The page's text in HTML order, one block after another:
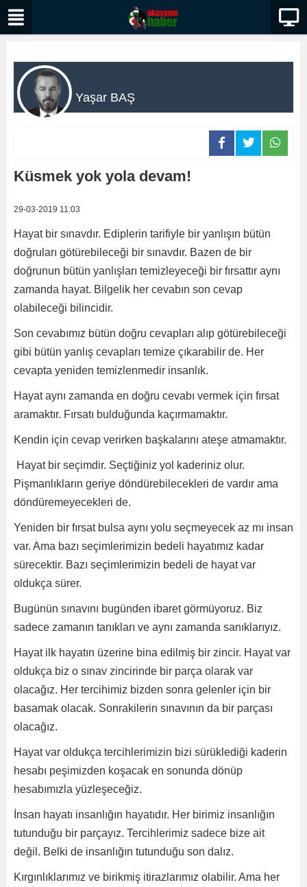
Yaşar BAŞ
Küsmek yok yola devam!
29-03-2019 11:03
Hayat bir sınavdır. Ediplerin tarifiyle bir yanlışın bütün
doğruları götürebileceği bir sınavdır. Bazen de bir
doğrunun bütün yanlışları temizleyeceği bir fırsattır aynı
zamanda hayat. Bilgelik her cevabın son cevap
olabileceği bilincidir.
Son cevabımız bütün doğru cevapları alıp götürebileceği
gibi bütün yanlış cevapları temize çıkarabilir de. Her
cevapta yeniden temizlenmedir insanlık.
Hayat aynı zamanda en doğru cevabı vermek için fırsat
aramaktır. Fırsatı bulduğunda kaçırmamaktır.
Kendin için cevap verirken başkalarını ateşe atmamaktır.
Hayat bir seçimdir. Seçtiğiniz yol kaderiniz olur.
Pişmanlıkların geriye döndürebilecekleri de vardır ama
döndüremeyecekleri de.
Yeniden bir fırsat bulsa aynı yolu seçmeyecek az mı insan
var. Ama bazı seçimlerimizin bedeli hayatımız kadar
sürecektir. Bazı seçimlerimizin bedeli de hayat var
oldukça sürer.
Bugünün sınavını bugünden ibaret görmüyoruz. Biz
sadece zamanın tanıkları ve aynı zamanda sanıklarıyız.
Hayat ilk hayatın üzerine bina edilmiş bir zincir. Hayat var
oldukça biz o sınav zincirinde bir parça olarak var
olacağız. Her tercihimiz bizden sonra gelenler için bir
basamak olacak. Sonrakilerin sınavının da bir parçası
olacağız.
Hayat var oldukça tercihlerimizin bizi sürüklediği kaderin
hesabı peşimizden koşacak en sonunda dönüp
hesabımızla yüzleşeceğiz.
İnsan hayatı insanlığın hayatıdır. Her birimiz insanlığın
tutunduğu bir parçayız. Tercihlerimiz sadece bize ait
değil. Belki de insanlığın tutunduğu son dalız.
Kırgınlıklarımız ve birikmiş itirazlarımız olabilir. Ama her